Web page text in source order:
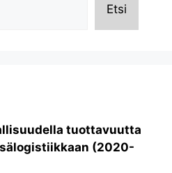
Etsi
tuottavuutta
(2020-